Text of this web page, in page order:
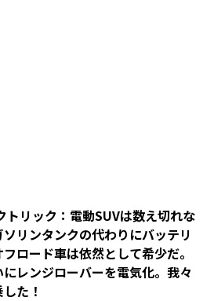
トリック：電動SUVは数え切れな
リンタンクの代わりにバッテリ
ロード車は依然として希少だ。
レンジローバーを電気化。我々
た！